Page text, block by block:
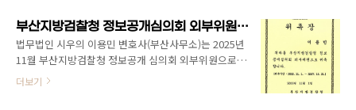
산사무소의 이용민 변호사는 다양한 유명 유튜버, 인플
루언서들의 사건을 진행하고 있습니다. 법률적 문제로
고민하고 계시다면 언제든지 연락주세요. 📞 법무법인
사 전문변호사대한변호사협회 우수변호사상 수상풍부
부산지방검찰청 정보공개심의회 외부위원 위촉 [법무법인 시우 부산 이용민 변호사]
법무법인 시우의 이용민 변호사(부산사무소)는 2025년
11월 부산지방검찰청 정보공개 심의회 외부위원으로 위
촉되었습니다.
더보기